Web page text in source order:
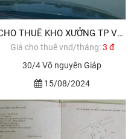
CHO THUÊ KHO XƯỞNG TP VŨNG TÀU
Giá cho thuê vnd/tháng:3 đ
30/4 Võ nguyên Giáp
15/08/2024